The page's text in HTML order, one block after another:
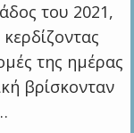
του 2021,
της ημέρας
βρίσκονταν